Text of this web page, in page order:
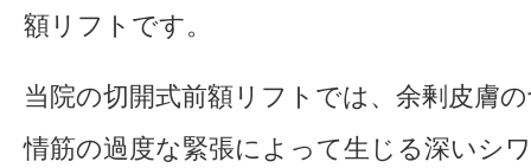
額リフトです。
当院の切開式前額リフトでは、余剰皮膚
情筋の過度な緊張によって生じる深いシ